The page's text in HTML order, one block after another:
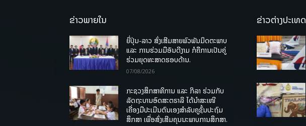
ຂ່າວພາຍໃນ
ຍີ່ປຸ່ນ-ລາວ ສົ່ງເສີມສາຍພົວພັນມິດຕະພາບ
ແລະ ການຮ່ວມມືອັນດີງາມ ກໍຄືການເປັນຄູ່
ຮ່ວມຍຸດທະສາດຮອບດ້ານ.
07/08/2026
ກະຊວງສຶກສາທິການ ແລະ ກິລາ ຮ່ວມກັບ
ລັດຖະບານອົດສະຕຣາລີ ໄດ້ນຳສະເໜີ
ເຄື່ອງມືປະເມີນຕົນເອງສຳລັບຄູຊັ້ນປະຖົມ
ສຶກສາ ເພື່ອສົ່ງເສີມຄຸນນະພາບການສຶກສາ.
ຂ່າວຕ່າງປະເທດ